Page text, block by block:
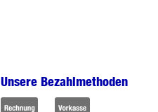
Unsere Bezahlmethoden